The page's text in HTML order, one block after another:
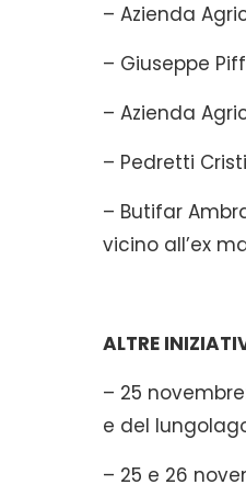
– Azienda
– Giuseppe
– Azienda
– Pedretti
– Butifar
vicino all’ex
ALTRE
– 25
e del
– 25 e 26